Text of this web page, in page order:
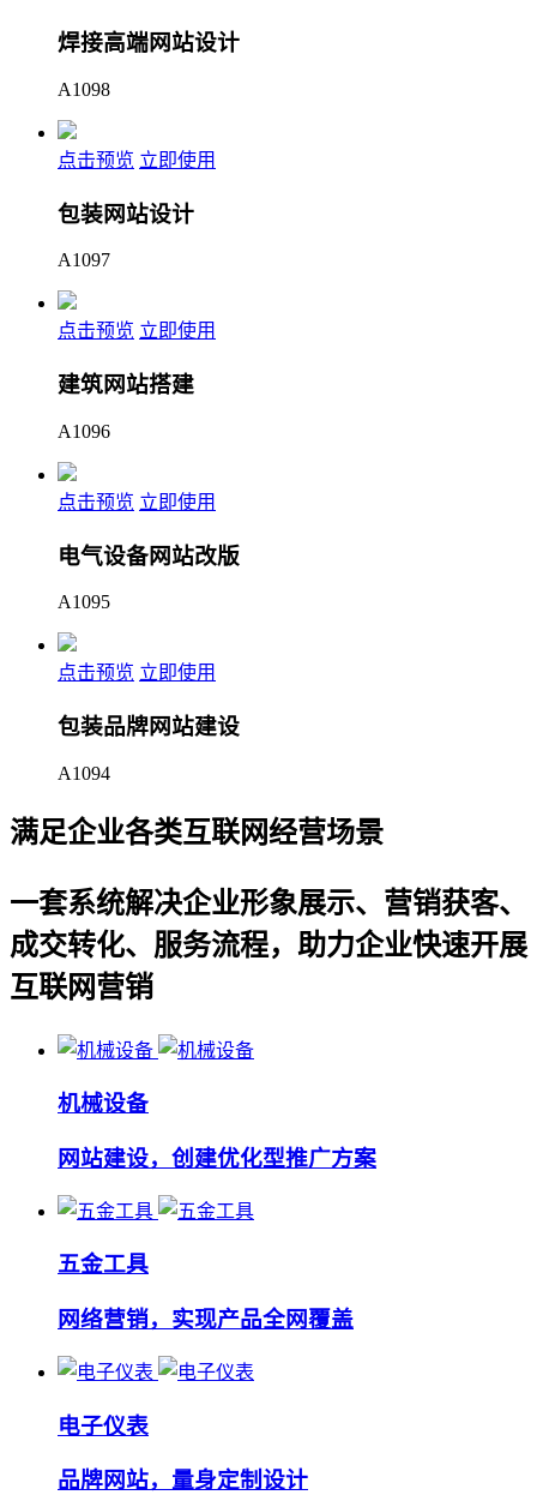
焊接高端网站设计
A1098
点击预览 立即使用
包装网站设计
A1097
点击预览 立即使用
建筑网站搭建
A1096
点击预览 立即使用
电气设备网站改版
A1095
点击预览 立即使用
包装品牌网站建设
A1094
满足企业各类互联网经营场景
一套系统解决企业形象展示、营销获客、
成交转化、服务流程，助力企业快速开展
互联网营销
机械设备
网站建设，创建优化型推广方案
五金工具
网络营销，实现产品全网覆盖
电子仪表
品牌网站，量身定制设计